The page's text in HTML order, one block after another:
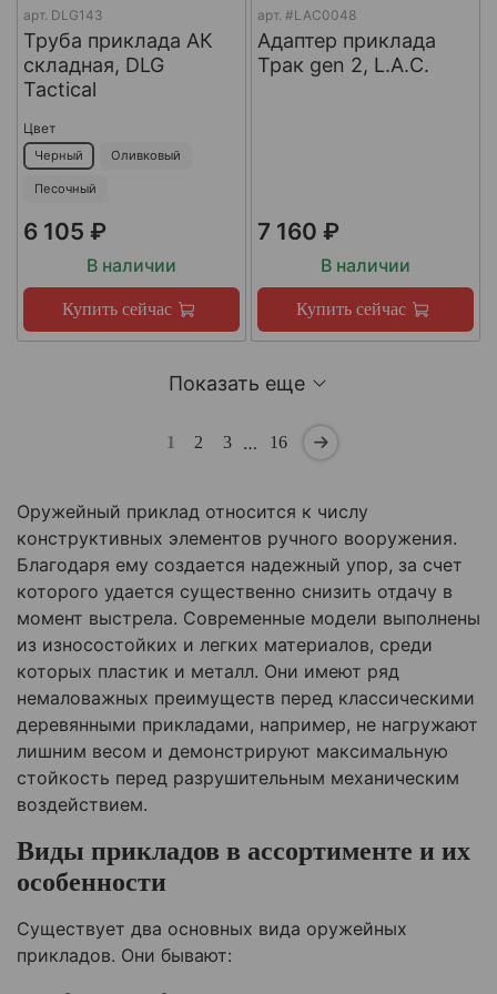
арт. DLG143
Труба приклада АК
складная, DLG
Tactical
Цвет
Черный Оливковый
Песочный
6 105 ₽
В наличии
Купить сейчас
арт. #LAC0048
Адаптер приклада
Трак gen 2, L.A.C.
7 160 ₽
В наличии
Купить сейчас
Показать еще
1 2 3 … 16
Оружейный приклад относится к числу
конструктивных элементов ручного вооружения.
Благодаря ему создается надежный упор, за счет
которого удается существенно снизить отдачу в
момент выстрела. Современные модели выполнены
из износостойких и легких материалов, среди
которых пластик и металл. Они имеют ряд
немаловажных преимуществ перед классическими
деревянными прикладами, например, не нагружают
лишним весом и демонстрируют максимальную
стойкость перед разрушительным механическим
воздействием.
Виды прикладов в ассортименте и их
особенности
Существует два основных вида оружейных
прикладов. Они бывают: